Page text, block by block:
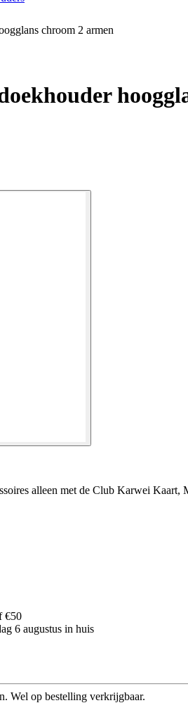
chroom 2 armen
alleen met de Club Karwei Kaart,
€50
6 augustus in huis
Wel op bestelling verkrijgbaar.